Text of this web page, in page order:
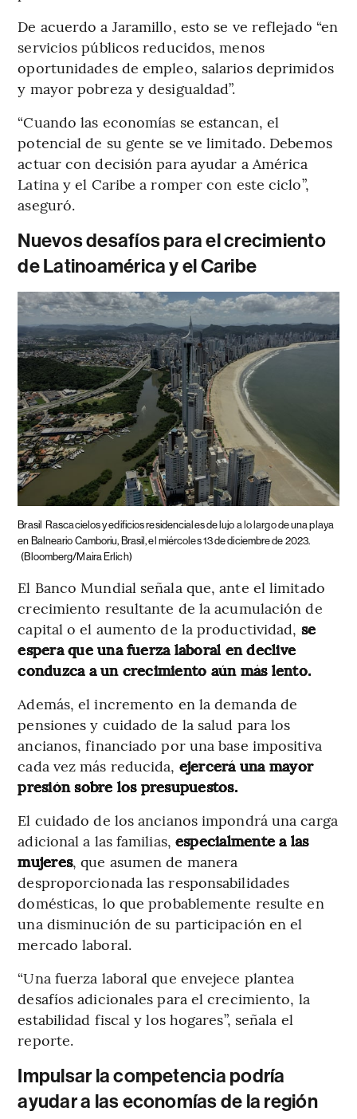
De acuerdo a Jaramillo, esto se ve reflejado “en
servicios públicos reducidos, menos
oportunidades de empleo, salarios deprimidos
y mayor pobreza y desigualdad”.
“Cuando las economías se estancan, el
potencial de su gente se ve limitado. Debemos
actuar con decisión para ayudar a América
Latina y el Caribe a romper con este ciclo”,
aseguró.
Nuevos desafíos para el crecimiento
de Latinoamérica y el Caribe
Brasil Rascacielos y edificios residenciales de lujo a lo largo de una playa
en Balneario Camboriu, Brasil, el miércoles 13 de diciembre de 2023.
(Bloomberg/Maira Erlich)
El Banco Mundial señala que, ante el limitado
crecimiento resultante de la acumulación de
capital o el aumento de la productividad, se
espera que una fuerza laboral en declive
conduzca a un crecimiento aún más lento.
Además, el incremento en la demanda de
pensiones y cuidado de la salud para los
ancianos, financiado por una base impositiva
cada vez más reducida, ejercerá una mayor
presión sobre los presupuestos.
El cuidado de los ancianos impondrá una carga
adicional a las familias, especialmente a las
mujeres, que asumen de manera
desproporcionada las responsabilidades
domésticas, lo que probablemente resulte en
una disminución de su participación en el
mercado laboral.
“Una fuerza laboral que envejece plantea
desafíos adicionales para el crecimiento, la
estabilidad fiscal y los hogares”, señala el
reporte.
Impulsar la competencia podría
ayudar a las economías de la región